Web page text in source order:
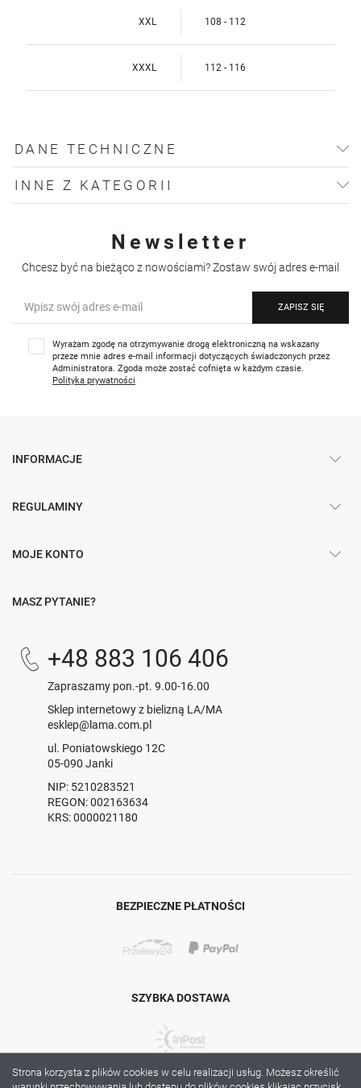
XXL 108 - 112
XXXL 112 - 116
DANE TECHNICZNE
INNE Z KATEGORII
Newsletter
Chcesz być na bieżąco z nowościami? Zostaw swój adres e-mail
ZAPISZ SIĘ
Wyrażam zgodę na otrzymywanie drogą elektroniczną na wskazany
przeze mnie adres e-mail informacji dotyczących świadczonych przez
Administratora. Zgoda może zostać cofnięta w każdym czasie.
Polityka prywatności
INFORMACJE
REGULAMINY
MOJE KONTO
MASZ PYTANIE?
+48 883 106 406
Zapraszamy pon.-pt. 9.00-16.00
Sklep internetowy z bielizną LA/MA
esklep@lama.com.pl
ul. Poniatowskiego 12C
05-090 Janki
NIP: 5210283521
REGON: 002163634
KRS: 0000021180
BEZPIECZNE PŁATNOŚCI
SZYBKA DOSTAWA
Strona korzysta z plików cookies w celu realizacji usług. Możesz określić